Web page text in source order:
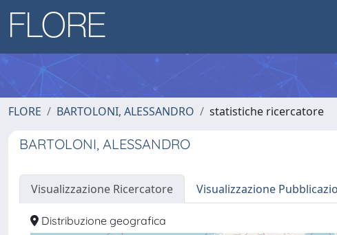
FLORE BARTOLONI, ALESSANDRO statistiche ricercatore
BARTOLONI, ALESSANDRO
Visualizzazione Ricercatore Visualizzazione
Distribuzione geografica